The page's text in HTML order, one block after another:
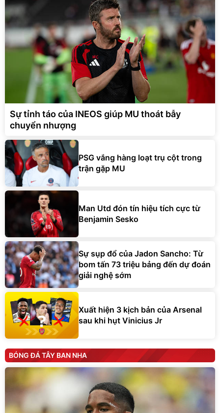
Sự tỉnh táo của INEOS giúp MU thoát bẫy
chuyển nhượng
PSG vắng hàng loạt trụ cột trong
trận gặp MU
Man Utd đón tín hiệu tích cực từ
Benjamin Sesko
Sự sụp đổ của Jadon Sancho: Từ
bom tấn 73 triệu bảng đến dự đoán
giải nghệ sớm
Xuất hiện 3 kịch bản của Arsenal
sau khi hụt Vinicius Jr
BÓNG ĐÁ TÂY BAN NHA